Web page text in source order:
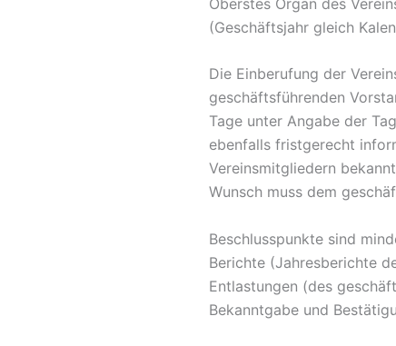
(Geschäftsjahr gleich
Die Einberufung der
geschäftsführenden
Tage unter Angabe der
ebenfalls fristgerecht
Vereinsmitgliedern
Wunsch muss dem
Beschlusspunkte sind
Berichte (Jahresberichte
Entlastungen (des
Bekanntgabe und